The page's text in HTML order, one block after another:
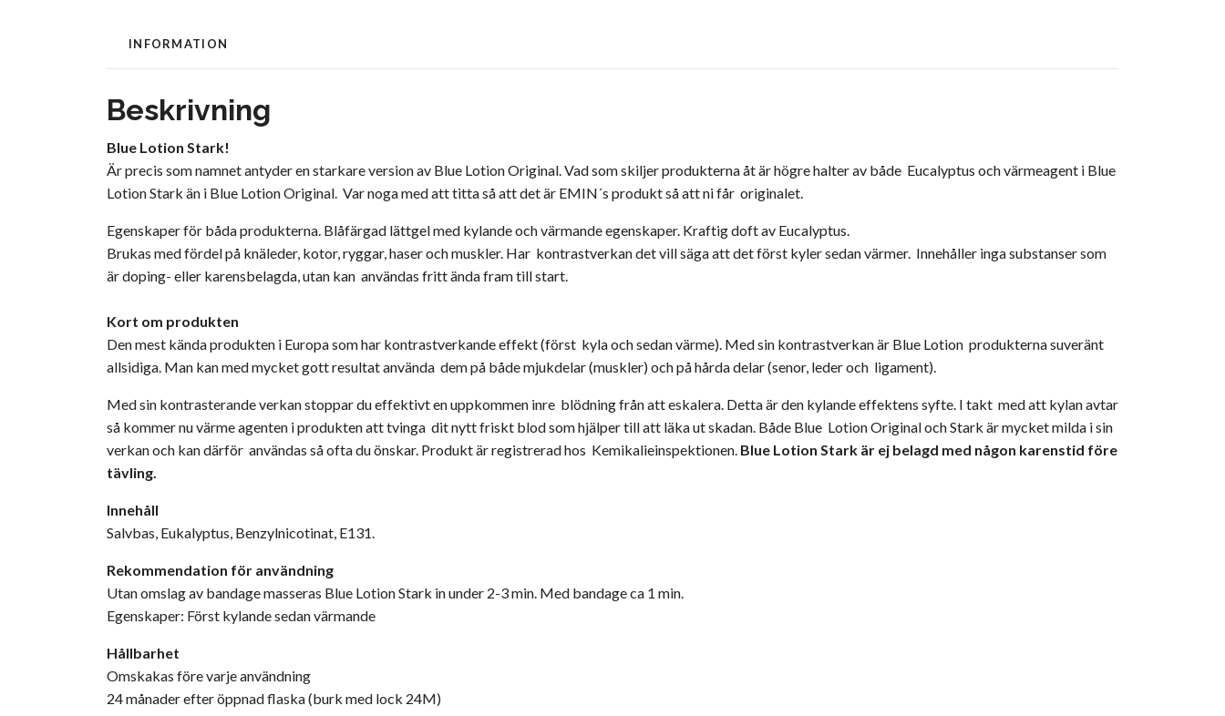
INFORMATION
Beskrivning
Blue Lotion Stark!
Är precis som namnet antyder en starkare version av Blue Lotion Original. Vad som skiljer produkterna åt är högre halter av både Eucalyptus och värmeagent i Blue
Lotion Stark än i Blue Lotion Original. Var noga med att titta så att det är EMIN´s produkt så att ni får originalet.
Egenskaper för båda produkterna. Blåfärgad lättgel med kylande och värmande egenskaper. Kraftig doft av Eucalyptus.
Brukas med fördel på knäleder, kotor, ryggar, haser och muskler. Har kontrastverkan det vill säga att det först kyler sedan värmer. Innehåller inga substanser som
är doping- eller karensbelagda, utan kan användas fritt ända fram till start.
Kort om produkten
Den mest kända produkten i Europa som har kontrastverkande effekt (först kyla och sedan värme). Med sin kontrastverkan är Blue Lotion produkterna suveränt
allsidiga. Man kan med mycket gott resultat använda dem på både mjukdelar (muskler) och på hårda delar (senor, leder och ligament).
Med sin kontrasterande verkan stoppar du effektivt en uppkommen inre blödning från att eskalera. Detta är den kylande effektens syfte. I takt med att kylan avtar
så kommer nu värme agenten i produkten att tvinga dit nytt friskt blod som hjälper till att läka ut skadan. Både Blue Lotion Original och Stark är mycket milda i sin
verkan och kan därför användas så ofta du önskar. Produkt är registrerad hos Kemikalieinspektionen. Blue Lotion Stark är ej belagd med någon karenstid före
tävling.
Innehåll
Salvbas, Eukalyptus, Benzylnicotinat, E131.
Rekommendation för användning
Utan omslag av bandage masseras Blue Lotion Stark in under 2-3 min. Med bandage ca 1 min.
Egenskaper: Först kylande sedan värmande
Hållbarhet
Omskakas före varje användning
24 månader efter öppnad flaska (burk med lock 24M)